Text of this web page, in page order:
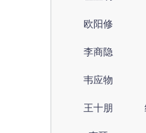
欧阳修
李商隐
韦应物
王十朋